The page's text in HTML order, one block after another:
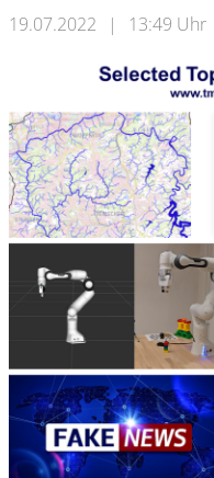
19.07.2022 | 13:49 Uhr